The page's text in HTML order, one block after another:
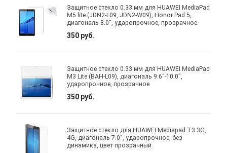
Защитное стекло 0.33 мм для HUAWEI MediaPad
M5 lite (JDN2-L09, JDN2-W09), Honor Pad 5,
диагональ 8.0", ударопрочное, прозрачное.
350 руб.
Защитное стекло 0.33 мм для HUAWEI MediaPad
M3 Lite (BAH-L09), диагональ 9.6"-10.0",
ударопрочное, прозрачное
350 руб.
Защитное стекло для HUAWEI Mediapad T3 3G,
4G, диагональ 7.0", ударопрочное, без
динамика, цвет прозрачный